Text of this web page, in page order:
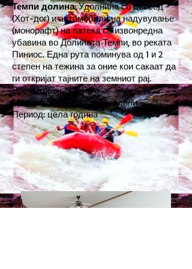
Темпи долина: Удолнина со двосед
(Хот-дог) и автомобили на надувување
(монорафт) на патека со извонредна
убавина во Долината Темпи, во реката
Пиниос. Една рута поминува од 1 и 2
степен на тежина за оние кои сакаат да
ги откријат тајните на земниот рај.
Времетраење: 2 часа
Минимална возраст: 16 години
Период: цела година